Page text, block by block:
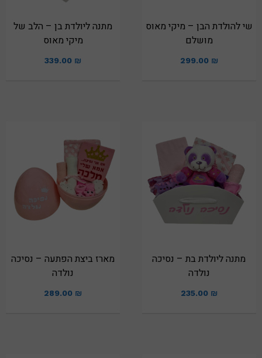
שי להולדת הבן – מיקי מאוס
מושלם
299.00 ₪
מתנה ליולדת בן – הלב של
מיקי מאוס
339.00 ₪
מתנה ליולדת בת – נסיכה
נולדה
235.00 ₪
מארז ביצת הפתעה – נסיכה
נולדה
289.00 ₪